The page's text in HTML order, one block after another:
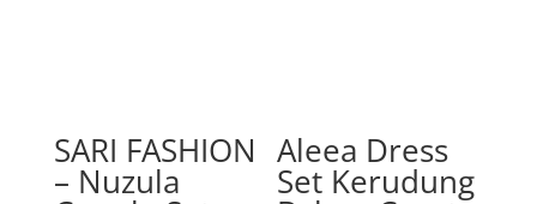
SARI FASHION
– Nuzula
Aleea Dress
Set Kerudung